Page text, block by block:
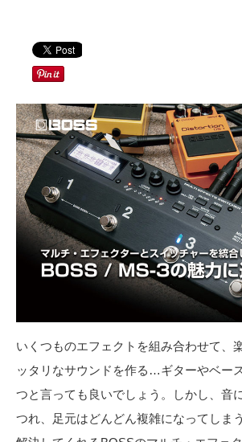
いくつものエフェクトを組み合わせて、
ッタリなサウンドを作る…ギターやベー
つと言っても良いでしょう。しかし、音
つれ、足元はどんどん複雑になってしま